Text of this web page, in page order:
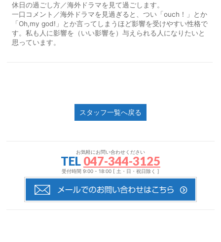
休日の過ごし方／海外ドラマを見て過ごします。
一口コメント／海外ドラマを見過ぎると、つい「ouch！」とか
「Oh,my god!」とか言ってしまうほど影響を受けやすい性格で
す。私も人に影響を（いい影響を）与えられる人になりたいと
思っています。
スタッフ一覧へ戻る
お気軽にお問い合わせください
TEL 047-344-3125
受付時間 9:00 - 18:00 [ 土・日・祝日除く ]